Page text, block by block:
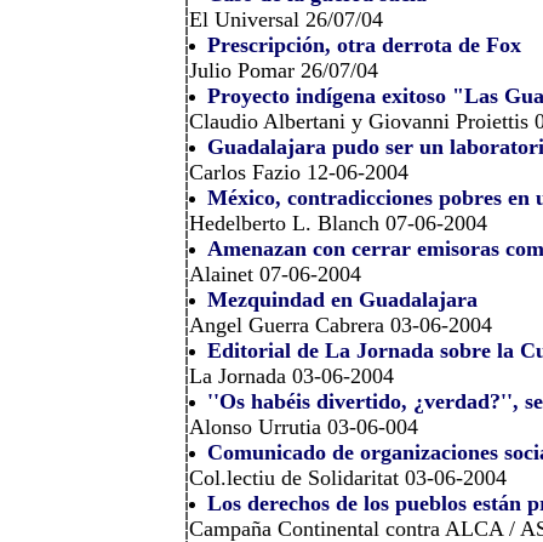
El Universal 26/07/04
Prescripción, otra derrota de Fox
Julio Pomar 26/07/04
Proyecto indígena exitoso "Las
Claudio Albertani y Giovanni Proiettis
Guadalajara pudo ser un
Carlos Fazio 12-06-2004
México, contradicciones pobres en
Hedelberto L. Blanch 07-06-2004
Amenazan con cerrar emisoras
Alainet 07-06-2004
Mezquindad en Guadalajara
Angel Guerra Cabrera 03-06-2004
Editorial de La Jornada sobre la
La Jornada 03-06-2004
''Os habéis divertido, ¿verdad?'',
Alonso Urrutia 03-06-004
Comunicado de organizaciones
Col.lectiu de Solidaritat 03-06-2004
Los derechos de los pueblos están
Campaña Continental contra ALCA /